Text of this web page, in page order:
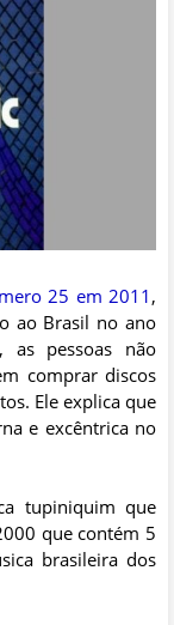
25 em 2011,
ao Brasil no ano
as pessoas não
comprar discos
Ele explica que
e excêntrica no
tupiniquim que
que contém 5
brasileira dos